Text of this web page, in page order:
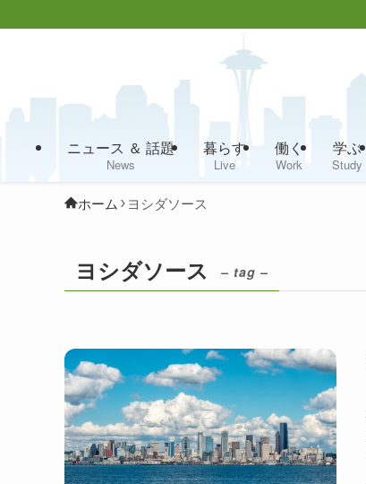
ニュース ＆ 話題
News
暮らす
Live
働く
Work
学ぶ
Study
ホーム ヨシダソース
ヨシダソース – tag –